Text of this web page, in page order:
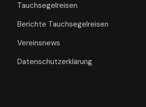
Tauchsegelreisen
Berichte Tauchsegelreisen
Vereinsnews
Datenschutzerklärung